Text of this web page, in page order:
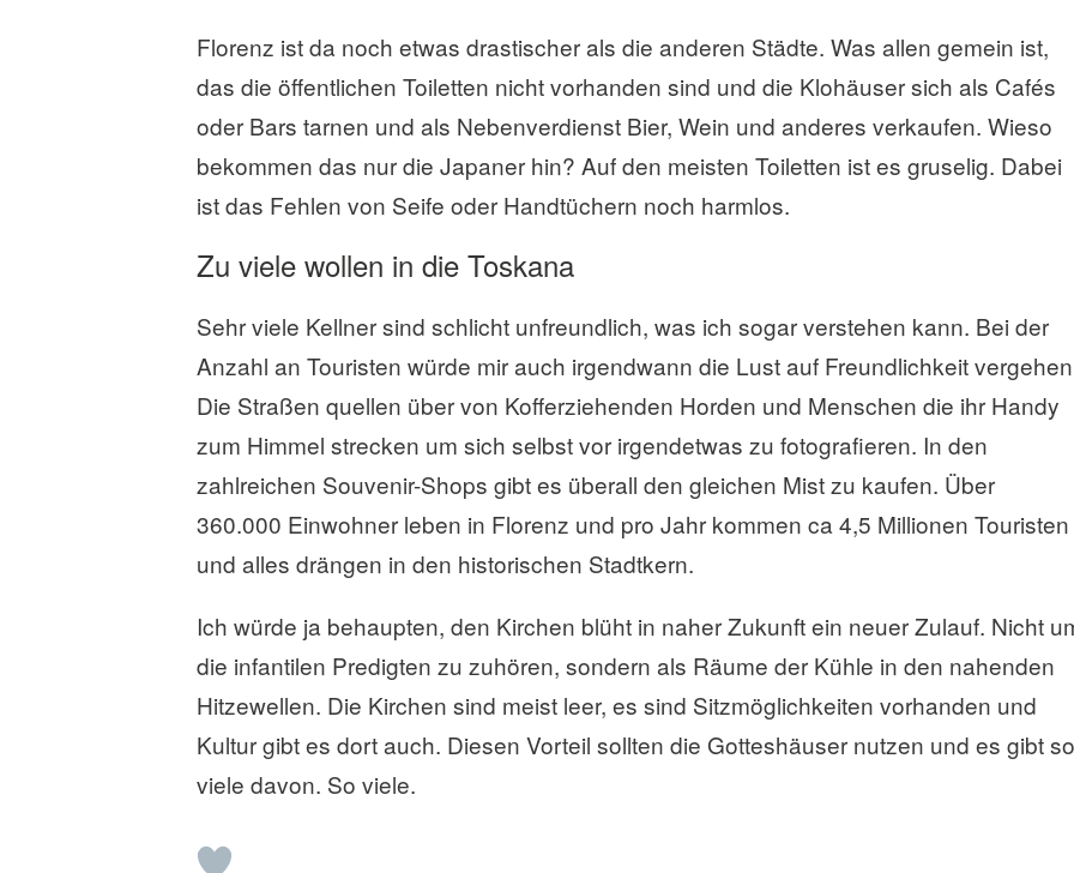
Florenz ist da noch etwas drastischer als die anderen Städte. Was allen gemein ist,
das die öffentlichen Toiletten nicht vorhanden sind und die Klohäuser sich als Cafés
oder Bars tarnen und als Nebenverdienst Bier, Wein und anderes verkaufen. Wieso
bekommen das nur die Japaner hin? Auf den meisten Toiletten ist es gruselig. Dabei
ist das Fehlen von Seife oder Handtüchern noch harmlos.
Zu viele wollen in die Toskana
Sehr viele Kellner sind schlicht unfreundlich, was ich sogar verstehen kann. Bei der
Anzahl an Touristen würde mir auch irgendwann die Lust auf Freundlichkeit
Die Straßen quellen über von Kofferziehenden Horden und Menschen die ihr Handy
zum Himmel strecken um sich selbst vor irgendetwas zu fotografieren. In den
zahlreichen Souvenir-Shops gibt es überall den gleichen Mist zu kaufen. Über
360.000 Einwohner leben in Florenz und pro Jahr kommen ca 4,5 Millionen Touristen
und alles drängen in den historischen Stadtkern.
Ich würde ja behaupten, den Kirchen blüht in naher Zukunft ein neuer Zulauf. Nicht
die infantilen Predigten zu zuhören, sondern als Räume der Kühle in den nahenden
Hitzewellen. Die Kirchen sind meist leer, es sind Sitzmöglichkeiten vorhanden und
Kultur gibt es dort auch. Diesen Vorteil sollten die Gotteshäuser nutzen und es gibt so
viele davon. So viele.